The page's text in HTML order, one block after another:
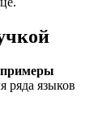
ряда языков